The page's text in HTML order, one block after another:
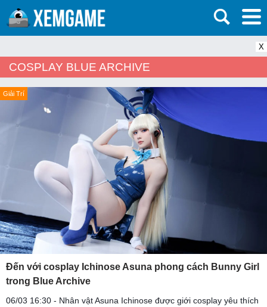
X
COSPLAY BLUE ARCHIVE
Giải Trí
Đến với cosplay Ichinose Asuna phong cách Bunny Girl
trong Blue Archive
06/03 16:30 - Nhân vật Asuna Ichinose được giới cosplay yêu thích